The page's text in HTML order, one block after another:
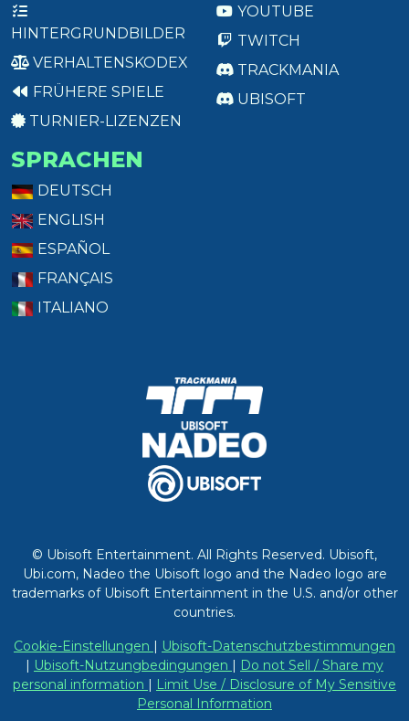
HINTERGRUNDBILDER
VERHALTENSKODEX
FRÜHERE SPIELE
TURNIER-LIZENZEN
YOUTUBE
TWITCH
TRACKMANIA
UBISOFT
SPRACHEN
DEUTSCH
ENGLISH
ESPAÑOL
FRANÇAIS
ITALIANO
© Ubisoft Entertainment. All Rights Reserved. Ubisoft,
Ubi.com, Nadeo the Ubisoft logo and the Nadeo logo are
trademarks of Ubisoft Entertainment in the U.S. and/or other
countries.
Cookie-Einstellungen | Ubisoft-Datenschutzbestimmungen
| Ubisoft-Nutzungbedingungen | Do not Sell / Share my
personal information | Limit Use / Disclosure of My Sensitive
Personal Information